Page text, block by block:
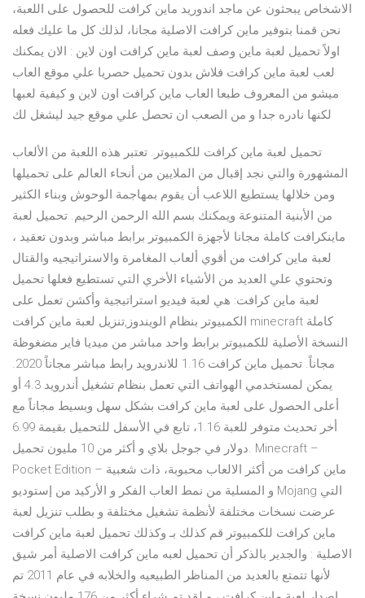
الاشخاص يبحثون عن ماجد اندوريد ماين كرافت للحصول على اللعبة،
نحن قمنا بتوفير ماين كرافت الاصلية مجانا، لذلك كل ما عليك فعله
اولاً تحميل لعبة ماين وصف لعبة ماين كرافت اون لاين : الان يمكنك
لعب لعبة ماين كرافت فلاش بدون تحميل حصريا علي موقع العاب
ميشو من المعروف طبعا العاب ماين كرافت اون لاين و كيفية لعبها
لكنها نادره جدا و من الصعب ان تحصل علي موقع جيد ليشغل لك
تحميل لعبة ماين كرافت للكمبيوتر. تعتبر هذه اللعبة من الألعاب
المشهورة والتي نجد إقبال من الملايين من أنحاء العالم على تحميلها
ومن خلالها يستطيع اللاعب أن يقوم بمهاجمة الوحوش وبناء الكثير
من الأبنية المتنوعة ويمكنك بسم الله الرحمن الرحيم. تحميل لعبة
ماينكرافت كاملة مجانا لأجهزة الكمبيوتر برابط مباشر وبدون تعقيد ،
لعبة ماين كرافت من أقوي ألعاب المغامرة والاستراتيجيه والقتال
وتحتوي علي العديد من الأشياء الأخري التي تستطيع فعلها تحميل
لعبة ماين كرافت: هي لعبة فيديو استراتيجية وأكشن تعمل على
الكمبيوتر بنظام الويندوز,تنزيل لعبة ماين كرافت minecraft كاملة
النسخة الأصلية للكمبيوتر برابط واحد مباشر من ميديا فاير مضغوظة
مجاناً. تحميل ماين كرافت 1.16 للاندرويد رابط مباشر مجاناً 2020.
يمكن لمستخدمي الهواتف التي تعمل بنظام تشغيل أندرويد 4.3 أو
أعلى الحصول على لعبة ماين كرافت بشكل سهل وبسيط مجاناً مع
أخر تحديث متوفر للعبة 1.16، تابع في الأسفل للتحميل بقيمة 6.99
دولار في جوجل بلاي و أكثر من 10 مليون تحميل. Minecraft –
Pocket Edition – ماين كرافت من أكثر الالعاب محبوبة، ذات شعبية
و المسلية من نمط العاب الفكر و الأركيد من إستوديو Mojang التي
عرضت نسخات مختلفة لأنظمة تشغيل مختلفة و بطلب تنزيل لعبة
ماين كرافت للكمبيوتر قم كذلك بـ وكذلك تحميل لعبة ماين كرافت
الاصلية : والجدير بالذكر أن تحميل لعبه ماين كرافت الاصلية أمر شيق
لأنها تتمتع بالعديد من المناظر الطبيعيه والخلابه في عام 2011 تم